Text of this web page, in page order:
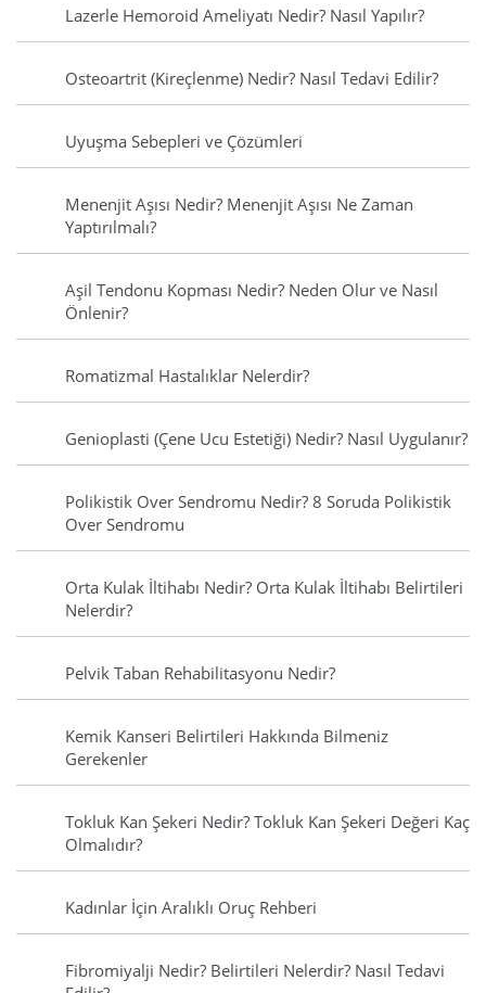
Lazerle Hemoroid Ameliyatı Nedir? Nasıl Yapılır?
Osteoartrit (Kireçlenme) Nedir? Nasıl Tedavi Edilir?
Uyuşma Sebepleri ve Çözümleri
Menenjit Aşısı Nedir? Menenjit Aşısı Ne Zaman
Yaptırılmalı?
Aşil Tendonu Kopması Nedir? Neden Olur ve Nasıl
Önlenir?
Romatizmal Hastalıklar Nelerdir?
Genioplasti (Çene Ucu Estetiği) Nedir? Nasıl Uygulanır?
Polikistik Over Sendromu Nedir? 8 Soruda Polikistik
Over Sendromu
Orta Kulak İltihabı Nedir? Orta Kulak İltihabı Belirtileri
Nelerdir?
Pelvik Taban Rehabilitasyonu Nedir?
Kemik Kanseri Belirtileri Hakkında Bilmeniz
Gerekenler
Tokluk Kan Şekeri Nedir? Tokluk Kan Şekeri Değeri Kaç
Olmalıdır?
Kadınlar İçin Aralıklı Oruç Rehberi
Fibromiyalji Nedir? Belirtileri Nelerdir? Nasıl Tedavi